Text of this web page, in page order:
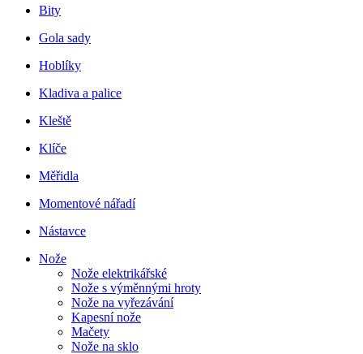
Bity
Gola sady
Hoblíky
Kladiva a palice
Kleště
Klíče
Měřidla
Momentové nářadí
Nástavce
Nože
Nože elektrikářské
Nože s výměnnými hroty
Nože na vyřezávání
Kapesní nože
Mačety
Nože na sklo